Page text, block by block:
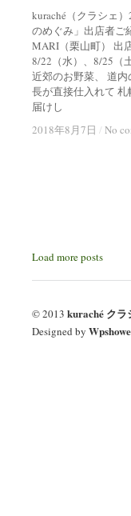
kuraché（クラシェ
のめぐみ」出店者ご
MARI（栗山町） 出
8/22（水）、8/25（
近郊のお野菜、 道
長が直接仕入れて
届けし
2018年8月7日 / No
2018年8月7日 / No
Load more posts
© 2013 kuraché クラ
Designed by